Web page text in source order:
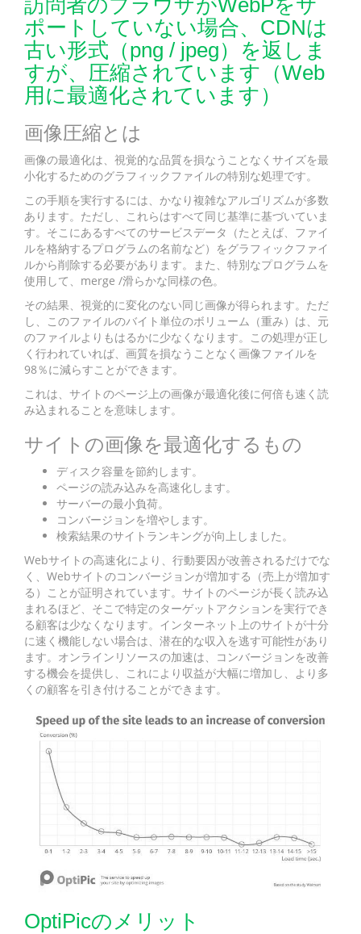
訪問者のブラウザがWebPをサ
ポートしていない場合、CDNは
古い形式（png / jpeg）を返しま
すが、圧縮されています（Web
用に最適化されています）
画像圧縮とは
画像の最適化は、視覚的な品質を損なうことなくサイズを最
小化するためのグラフィックファイルの特別な処理です。
この手順を実行するには、かなり複雑なアルゴリズムが多数
あります。ただし、これらはすべて同じ基準に基づいていま
す。そこにあるすべてのサービスデータ（たとえば、ファイ
ルを格納するプログラムの名前など）をグラフィックファイ
ルから削除する必要があります。また、特別なプログラムを
使用して、merge /滑らかな同様の色。
その結果、視覚的に変化のない同じ画像が得られます。ただ
し、このファイルのバイト単位のボリューム（重み）は、元
のファイルよりもはるかに少なくなります。この処理が正し
く行われていれば、画質を損なうことなく画像ファイルを
98％に減らすことができます。
これは、サイトのページ上の画像が最適化後に何倍も速く読
み込まれることを意味します。
サイトの画像を最適化するもの
ディスク容量を節約します。
ページの読み込みを高速化します。
サーバーの最小負荷。
コンバージョンを増やします。
検索結果のサイトランキングが向上しました。
Webサイトの高速化により、行動要因が改善されるだけでな
く、Webサイトのコンバージョンが増加する（売上が増加す
る）ことが証明されています。サイトのページが長く読み込
まれるほど、そこで特定のターゲットアクションを実行でき
る顧客は少なくなります。インターネット上のサイトが十分
に速く機能しない場合は、潜在的な収入を逃す可能性があり
ます。オンラインリソースの加速は、コンバージョンを改善
する機会を提供し、これにより収益が大幅に増加し、より多
くの顧客を引き付けることができます。
OptiPicのメリット